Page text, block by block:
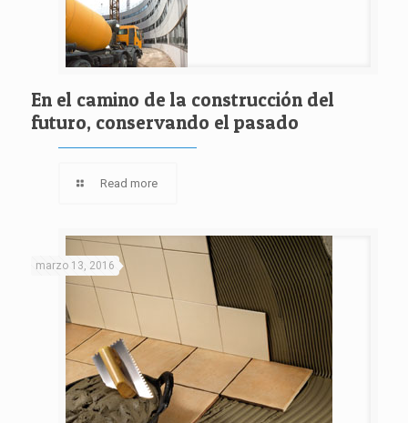
En el camino de la construcción del
futuro, conservando el pasado
Read more
marzo 13, 2016